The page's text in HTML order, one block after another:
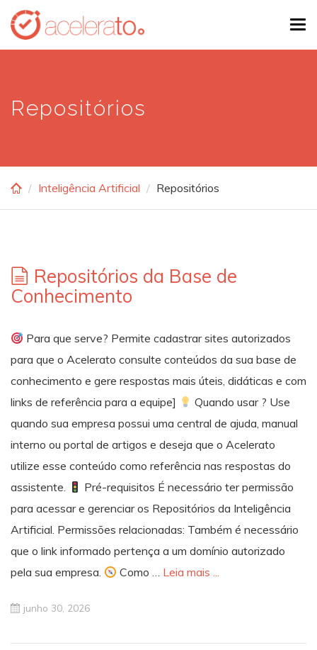
Skip
main
Repositórios
Inteligência Artificial Repositórios
Repositórios da Base de
Conhecimento
Para que serve? Permite cadastrar sites autorizados
para que o Acelerato consulte conteúdos da sua base de
conhecimento e gere respostas mais úteis, didáticas e com
links de referência para a equipe]
Quando usar ? Use
quando sua empresa possui uma central de ajuda, manual
interno ou portal de artigos e deseja que o Acelerato
utilize esse conteúdo como referência nas respostas do
assistente.
Pré-requisitos É necessário ter permissão
para acessar e gerenciar os Repositórios da Inteligência
Artificial. Permissões relacionadas: Também é necessário
que o link informado pertença a um domínio autorizado
pela sua empresa.
Como … Leia mais ...
junho 30, 2026